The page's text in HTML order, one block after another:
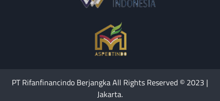
PT Rifanfinancindo Berjangka All Rights Reserved © 2023 |
Jakarta.